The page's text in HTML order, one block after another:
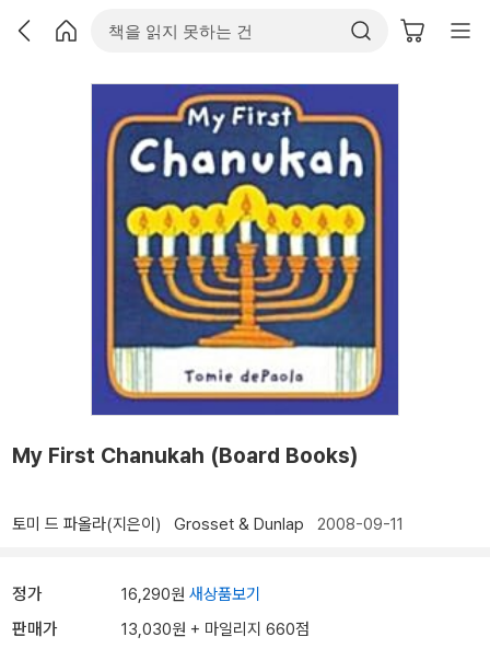
My First Chanukah (Board Books)
토미 드 파올라(지은이) Grosset & Dunlap 2008-09-11
정가 16,290원 새상품보기
판매가 13,030원 + 마일리지 660점